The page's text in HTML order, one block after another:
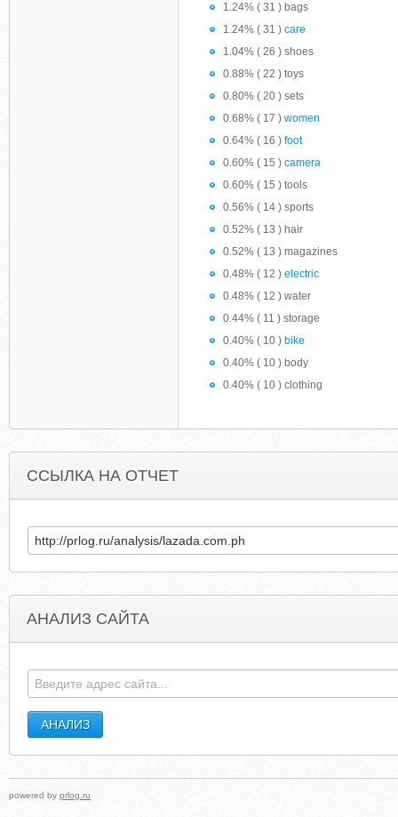
1.24% ( 31 ) bags
1.24% ( 31 ) care
1.04% ( 26 ) shoes
0.88% ( 22 ) toys
0.80% ( 20 ) sets
0.68% ( 17 ) women
0.64% ( 16 ) foot
0.60% ( 15 ) camera
0.60% ( 15 ) tools
0.56% ( 14 ) sports
0.52% ( 13 ) hair
0.52% ( 13 ) magazines
0.48% ( 12 ) electric
0.48% ( 12 ) water
0.44% ( 11 ) storage
0.40% ( 10 ) bike
0.40% ( 10 ) body
0.40% ( 10 ) clothing
ССЫЛКА НА ОТЧЕТ
АНАЛИЗ САЙТА
powered by prlog.ru